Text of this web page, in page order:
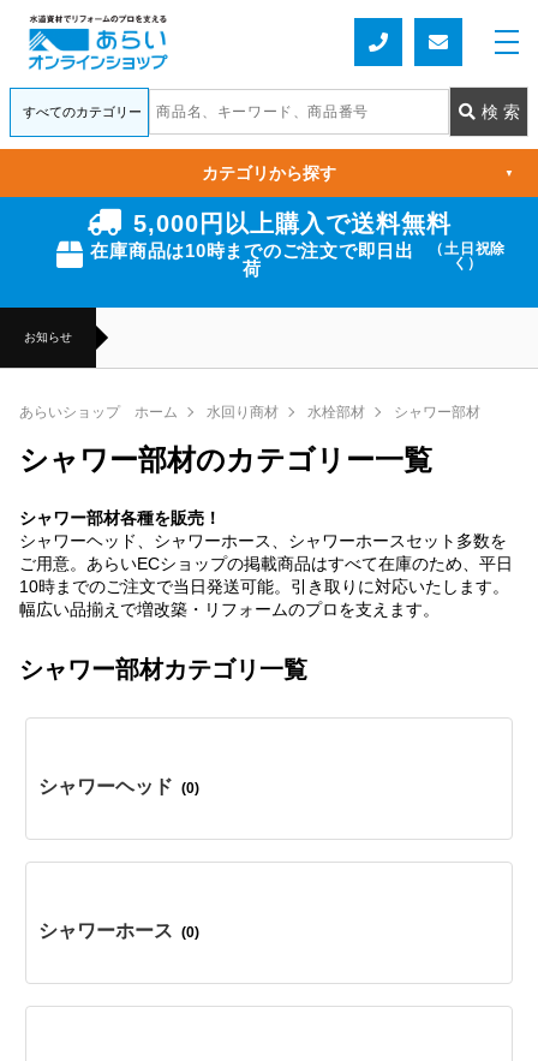
5,000円以上購入で送料無料
在庫商品は10時までのご注文で即日出
荷
（土日祝除
く）
お知らせ
カテゴリから探す ▼
あらいショップ ホーム 水回り商材 水栓部材 シャワー部材
シャワー部材のカテゴリー一覧
シャワー部材各種を販売！
シャワーヘッド、シャワーホース、シャワーホースセット多数を
ご用意。あらいECショップの掲載商品はすべて在庫のため、平日
10時までのご注文で当日発送可能。引き取りに対応いたします。
幅広い品揃えで増改築・リフォームのプロを支えます。
シャワー部材カテゴリ一覧
シャワーヘッド (0)
シャワーホース (0)